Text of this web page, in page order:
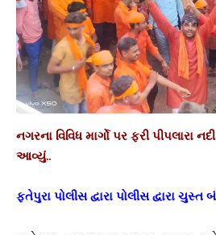
નગરના વિવિધ માર્ગો પર ફરી પીપલારા
આવ્યું..
ફતેપુરા પોલીસ દ્વારા પોલીસ દ્વારા